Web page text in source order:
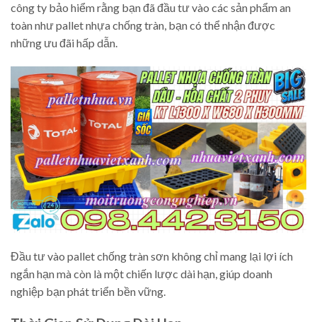
công ty bảo hiểm rằng bạn đã đầu tư vào các sản phẩm an
toàn như pallet nhựa chống tràn, bạn có thể nhận được
những ưu đãi hấp dẫn.
Đầu tư vào pallet chống tràn sơn không chỉ mang lại lợi ích
ngắn hạn mà còn là một chiến lược dài hạn, giúp doanh
nghiệp bạn phát triển bền vững.